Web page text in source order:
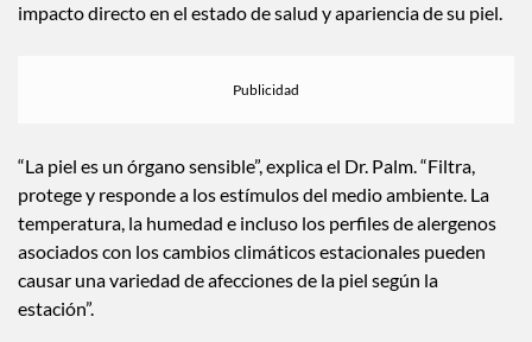
impacto directo en el estado de salud y apariencia de su piel.
“La piel es un órgano sensible”, explica el Dr. Palm. “Filtra,
protege y responde a los estímulos del medio ambiente. La
temperatura, la humedad e incluso los perfiles de alergenos
asociados con los cambios climáticos estacionales pueden
causar una variedad de afecciones de la piel según la
estación”.